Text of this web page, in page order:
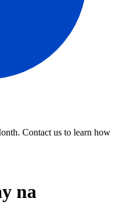
Contact us to learn how
na